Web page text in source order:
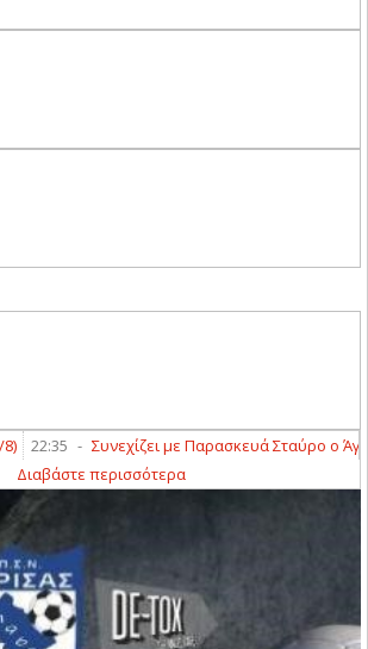
22:35 - Συνεχίζει με Παρασκευά Σταύρο ο Άγιος
Διαβάστε περισσότερα